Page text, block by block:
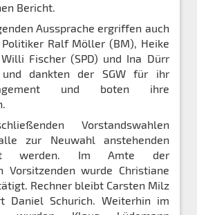
Bericht.
Aussprache ergriffen auch
Ralf Möller (BM), Heike
Fischer (SPD) und Ina Dürr
dankten der SGW für ihr
und boten ihre
Vorstandswahlen
zur Neuwahl anstehenden
werden. Im Amte der
Vorsitzenden wurde Christiane
Rechner bleibt Carsten Milz
Daniel Schurich. Weiterhin im